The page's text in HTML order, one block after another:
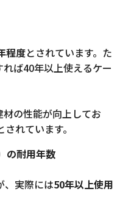
程度とされています。た
ば40年以上使えるケー
の性能が向上してお
されています。
の耐用年数
、実際には50年以上使用